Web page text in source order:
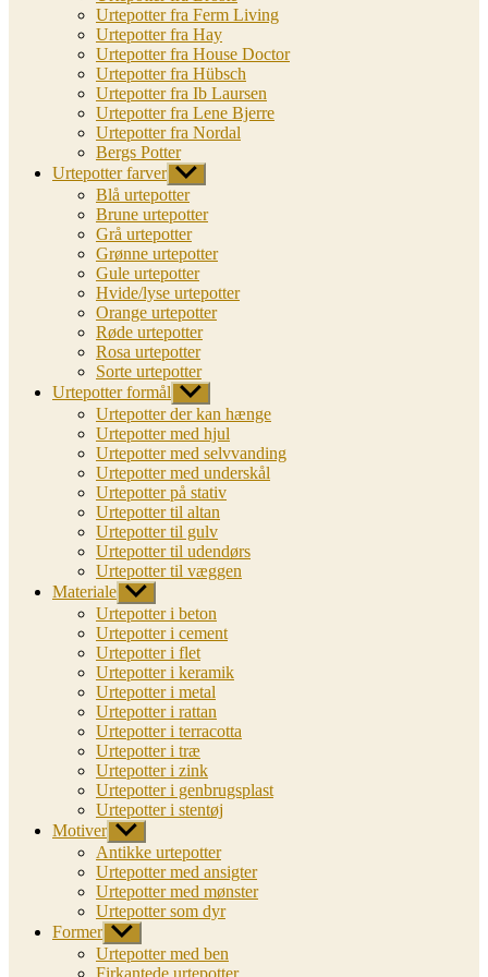
Urtepotter fra Ferm Living
Urtepotter fra Hay
Urtepotter fra House Doctor
Urtepotter fra Hübsch
Urtepotter fra Ib Laursen
Urtepotter fra Lene Bjerre
Urtepotter fra Nordal
Bergs Potter
Urtepotter farver Vis
undermenu
Blå urtepotter
Brune urtepotter
Grå urtepotter
Grønne urtepotter
Gule urtepotter
Hvide/lyse urtepotter
Orange urtepotter
Røde urtepotter
Rosa urtepotter
Sorte urtepotter
Urtepotter formål Vis
undermenu
Urtepotter der kan hænge
Urtepotter med hjul
Urtepotter med selvvanding
Urtepotter med underskål
Urtepotter på stativ
Urtepotter til altan
Urtepotter til gulv
Urtepotter til udendørs
Urtepotter til væggen
Materiale Vis
undermenu
Urtepotter i beton
Urtepotter i cement
Urtepotter i flet
Urtepotter i keramik
Urtepotter i metal
Urtepotter i rattan
Urtepotter i terracotta
Urtepotter i træ
Urtepotter i zink
Urtepotter i genbrugsplast
Urtepotter i stentøj
Motiver Vis
undermenu
Antikke urtepotter
Urtepotter med ansigter
Urtepotter med mønster
Urtepotter som dyr
Former Vis
undermenu
Urtepotter med ben
Firkantede urtepotter